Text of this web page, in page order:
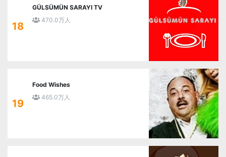
18
GÜLSÜMÜN SARAYI TV
470.0万人
19
Food Wishes
465.0万人